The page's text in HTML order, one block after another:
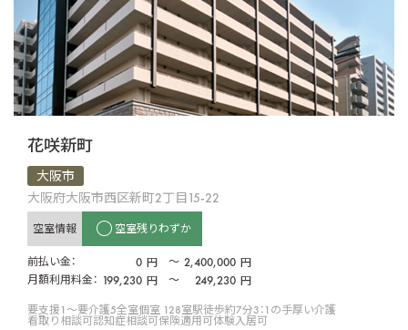
花咲新町
大阪市
大阪府大阪市西区新町2丁目15-22
空室情報 空室残りわずか
前払い金： 0 円 〜 2,400,000 円
月額利用料金： 199,230 円 〜 249,230 円
要支援1〜要介護5全室個室 128室駅徒歩約7分3：1の手厚い介護
看取り相談可認知症相談可保険適用可体験入居可